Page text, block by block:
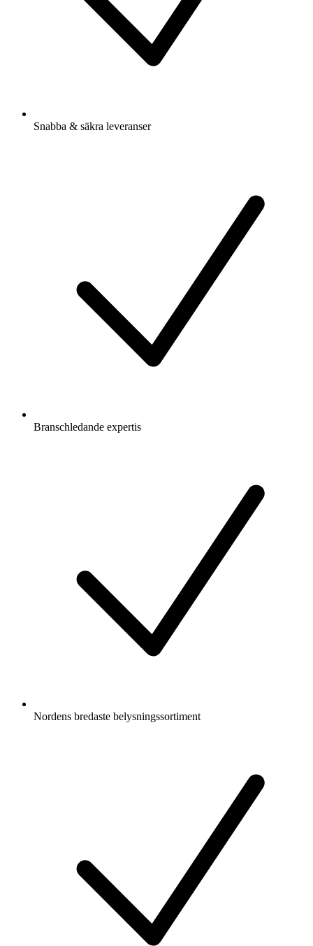
Snabba & säkra leveranser
Branschledande expertis
Nordens bredaste belysningssortiment